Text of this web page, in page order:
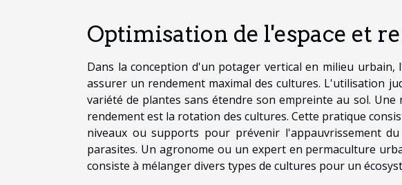
Optimisation de l'espace et
Dans la conception d'un potager vertical en milieu
assurer un rendement maximal des cultures. L'utilisation
variété de plantes sans étendre son empreinte au sol.
rendement est la rotation des cultures. Cette pratique
niveaux ou supports pour prévenir l'appauvrissement
parasites. Un agronome ou un expert en permaculture
consiste à mélanger divers types de cultures pour un